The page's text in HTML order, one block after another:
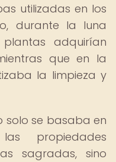
utilizadas en los
durante la luna
adquirían
que en la
la limpieza y
solo se basaba en
propiedades
sagradas, sino